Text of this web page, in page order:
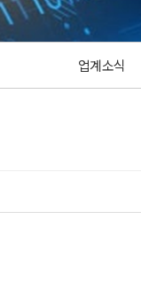
업계소식